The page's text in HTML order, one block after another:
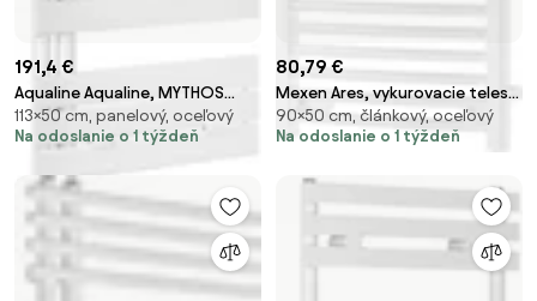
191,4 €
Aqualine Aqualine, MYTHOS
vykurovacie teleso 500x1130
mm, biela, LLM511W
113×50 cm, panelový, oceľový
Na odoslanie o 1 týždeň
80,79 €
Mexen Ares, vykurovacie teleso
900 x 500 mm, 372 W, bočné
pravé a spodné pripojenie,
90×50 cm, článkový, oceľový
Na odoslanie o 1 týždeň